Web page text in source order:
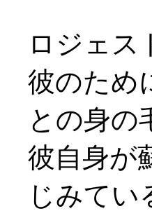
ロジェス
彼のため
との身の
彼自身が
じみて